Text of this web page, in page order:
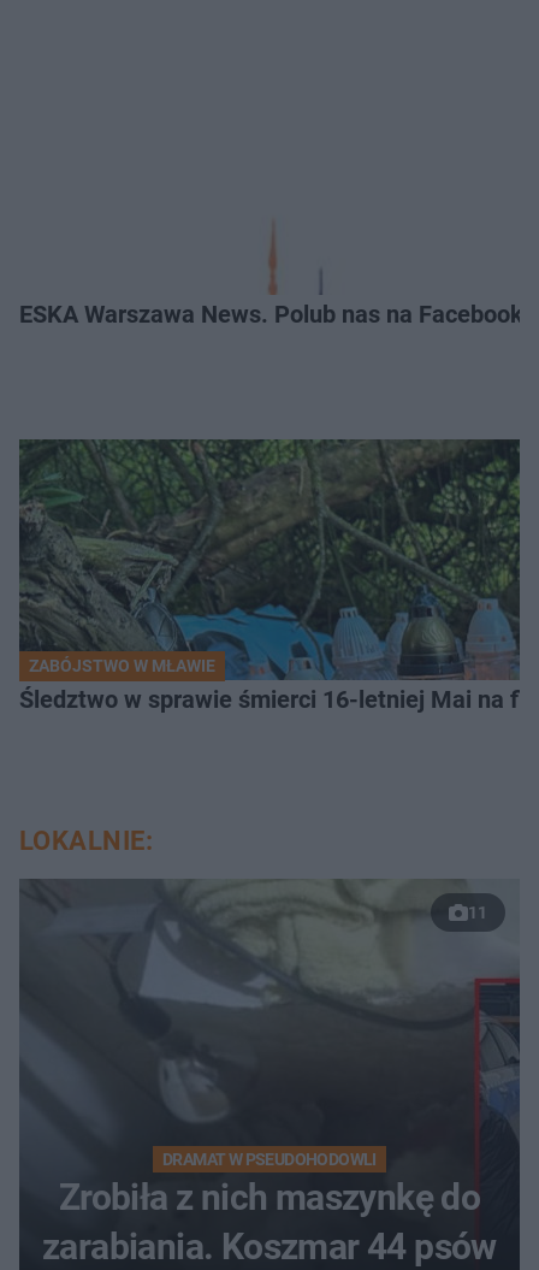
ESKA Warszawa News. Polub nas na
ZABÓJSTWO W MŁAWIE
Śledztwo w sprawie śmierci 16-letniej Mai na
LOKALNIE:
11
DRAMAT W PSEUDOHODOWLI
Zrobiła z nich maszynkę do
zarabiania. Koszmar 44 psów